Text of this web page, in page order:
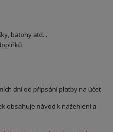
batohy atd...
dní od připsání platby na účet
obsahuje návod k nažehlení a